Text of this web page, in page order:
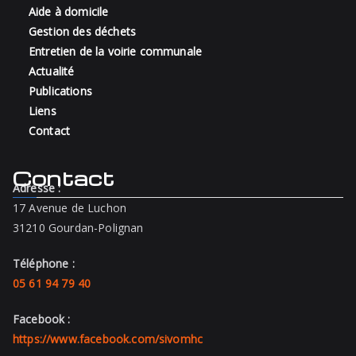
Aide à domicile
Gestion des déchets
Entretien de la voirie communale
Actualité
Publications
Liens
Contact
Contact
Adresse :
17 Avenue de Luchon
31210 Gourdan-Polignan
Téléphone :
05 61 94 79 40
Facebook :
https://www.facebook.com/sivomhc